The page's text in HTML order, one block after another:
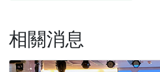
相關消息